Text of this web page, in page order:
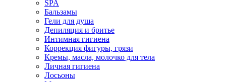
SPA
Бальзамы
Гели для душа
Депиляция и бритье
Интимная гигиена
Коррекция фигуры, грязи
Кремы, масла, молочко для тела
Личная гигиена
Лосьоны